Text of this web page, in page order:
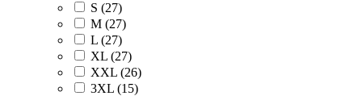
S (27)
M (27)
L (27)
XL (27)
XXL (26)
3XL (15)